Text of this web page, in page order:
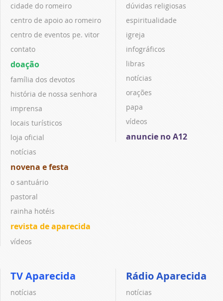
cidade do romeiro
centro de apoio ao romeiro
centro de eventos pe. vitor
contato
doação
família dos devotos
história de nossa senhora
imprensa
locais turísticos
loja oficial
notícias
novena e festa
o santuário
pastoral
rainha hotéis
revista de aparecida
vídeos
dúvidas religiosas
espiritualidade
igreja
infográficos
libras
notícias
orações
papa
vídeos
anuncie no A12
TV Aparecida
notícias
Rádio Aparecida
notícias